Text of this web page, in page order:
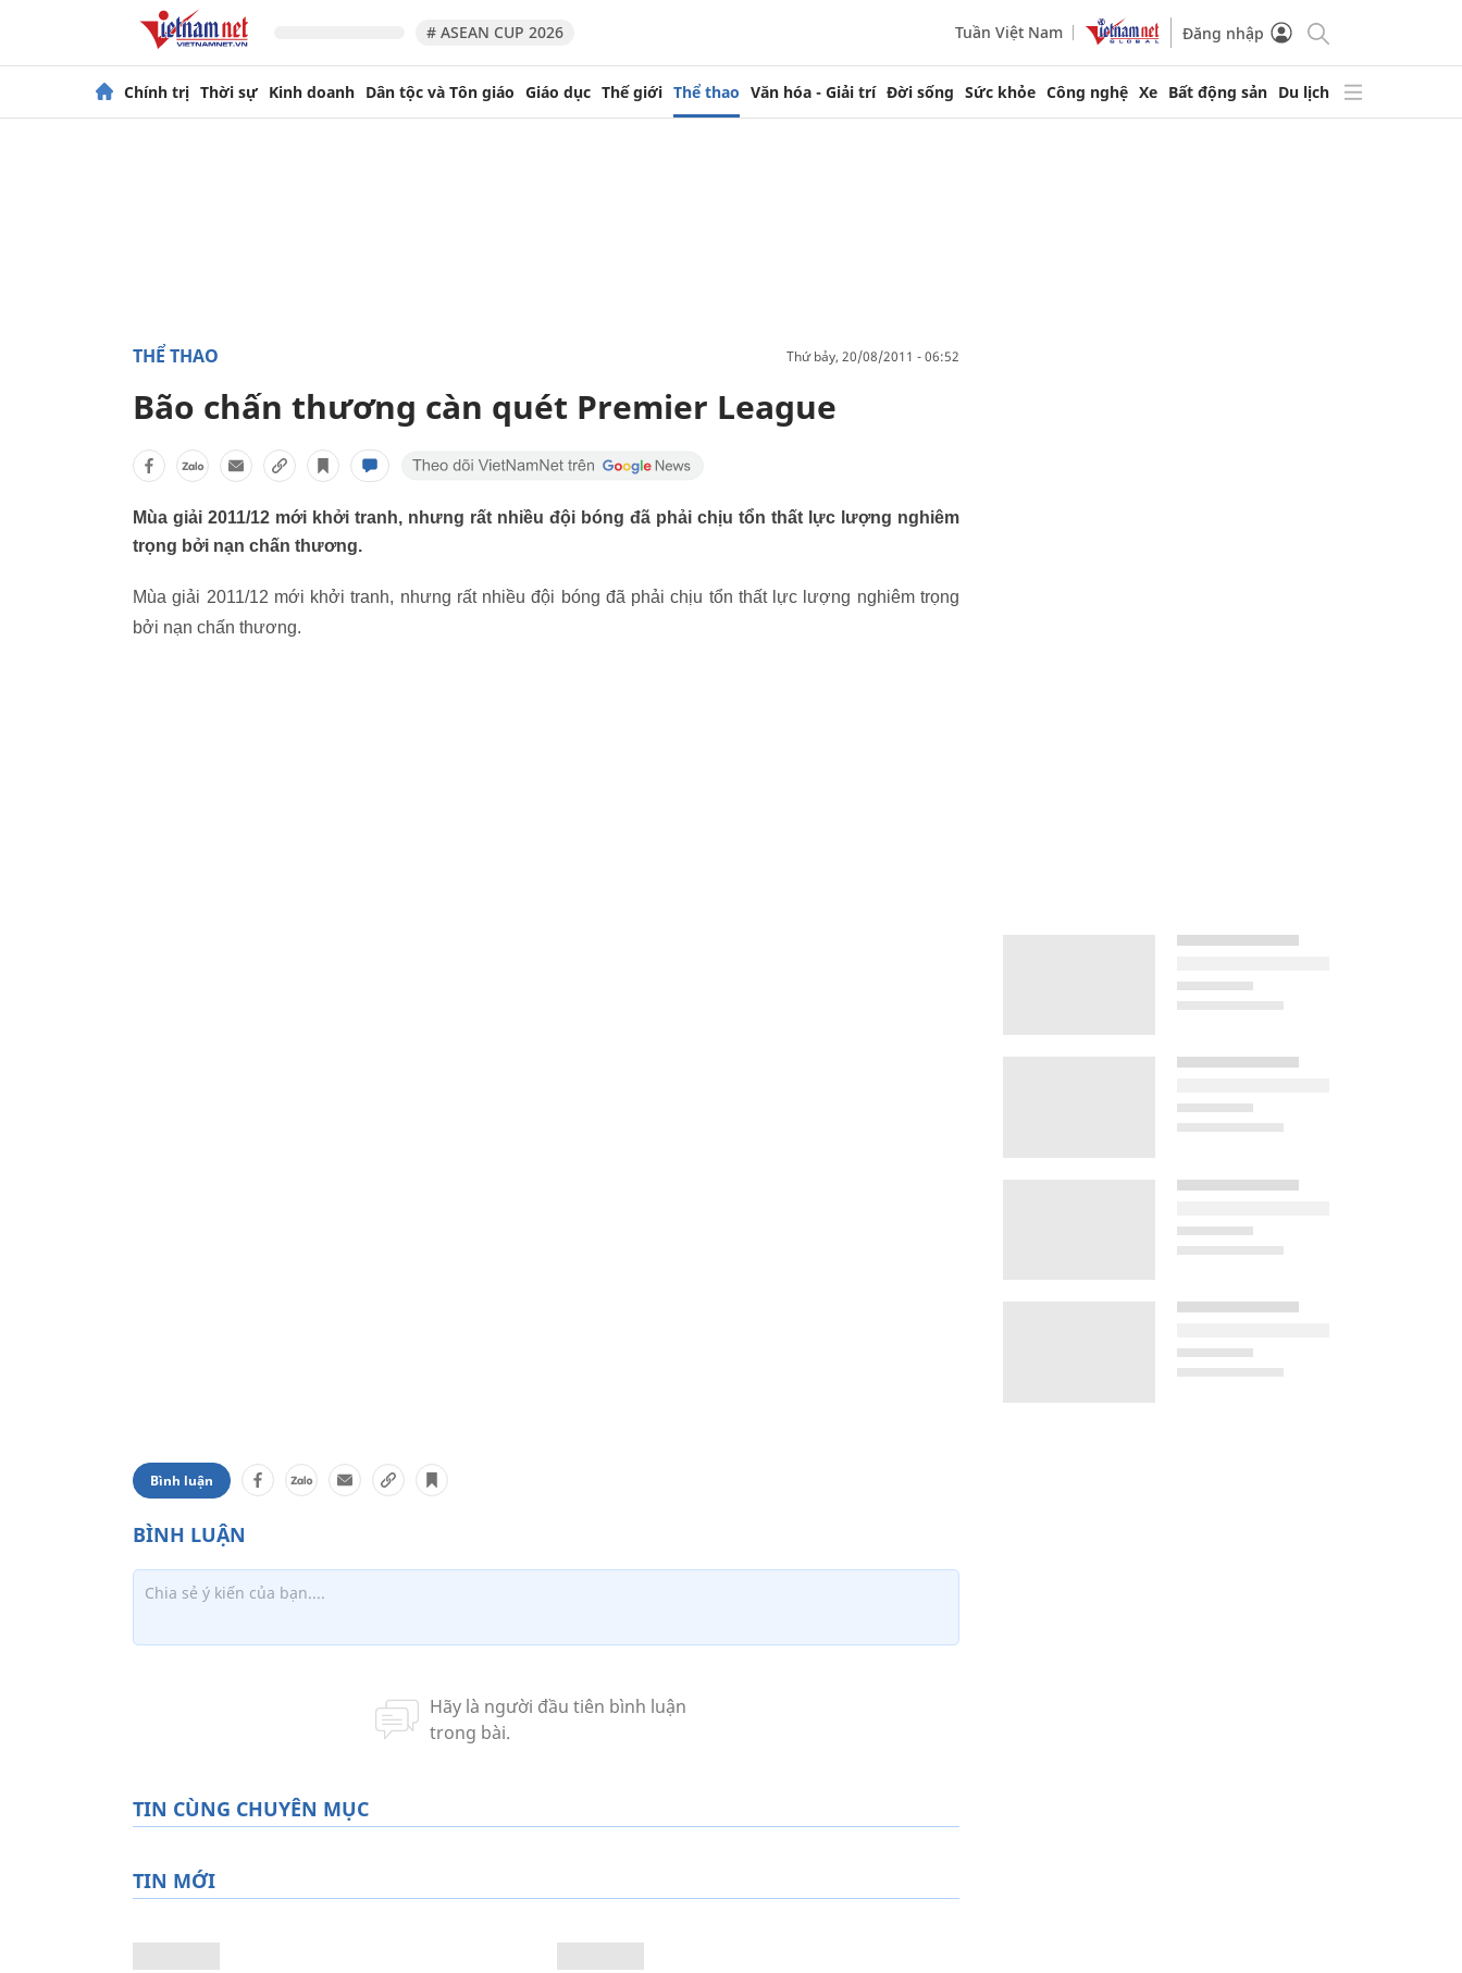
# ASEAN CUP 2026 Tuần Việt Nam Đăng nhập
Chính trị Thời sự Kinh doanh Dân tộc và Tôn giáo Giáo dục Thế giới Thể thao Văn hóa - Giải trí Đời sống Sức khỏe Công nghệ Xe Bất động sản Du lịch
THỂ THAO thứ bảy, 20/08/2011 - 06:52
Bão chấn thương càn quét Premier League
Mùa giải 2011/12 mới khởi tranh, nhưng rất nhiều đội bóng đã phải chịu tổn thất lực lượng nghiêm
trọng bởi nạn chấn thương.
Mùa giải 2011/12 mới khởi tranh, nhưng rất nhiều đội bóng đã phải chịu tổn thất lực lượng nghiêm trọng
bởi nạn chấn thương.
Bình luận
TIN CÙNG CHUYÊN MỤC
TIN MỚI